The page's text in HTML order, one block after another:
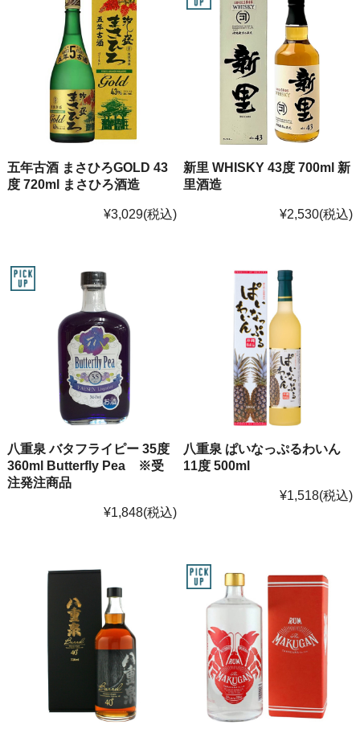
五年古酒 まさひろGOLD 43
度 720ml まさひろ酒造
¥3,029(税込)
新里 WHISKY 43度 700ml 新
里酒造
¥2,530(税込)
八重泉 バタフライピー 35度
360ml Butterfly Pea ※受
注発注商品
¥1,848(税込)
八重泉 ぱいなっぷるわいん
11度 500ml
¥1,518(税込)